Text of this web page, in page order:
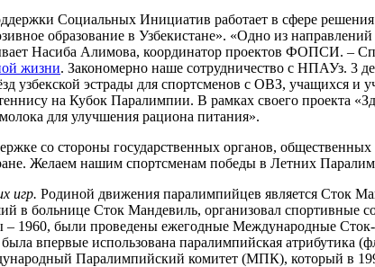
Социальных Инициатив работает в сфере
образование в Узбекистане». «Одно из
Насиба Алимова, координатор проектов ФОПСИ. –
жизни. Закономерно наше сотрудничество с НПАУз. 3
узбекской эстрады для спортсменов с ОВЗ,
на Кубок Паралимпии. В рамках своего
для улучшения рациона питания».
со стороны государственных органов,
Желаем нашим спортсменам победы в Летних
игр. Родиной движения паралимпийцев является Сток
в больнице Сток Мандевиль, организовал спортивные
– 1960, были проведены ежегодные Международные
впервые использована паралимпийская атрибутика
Паралимпийский комитет (МПК), который в